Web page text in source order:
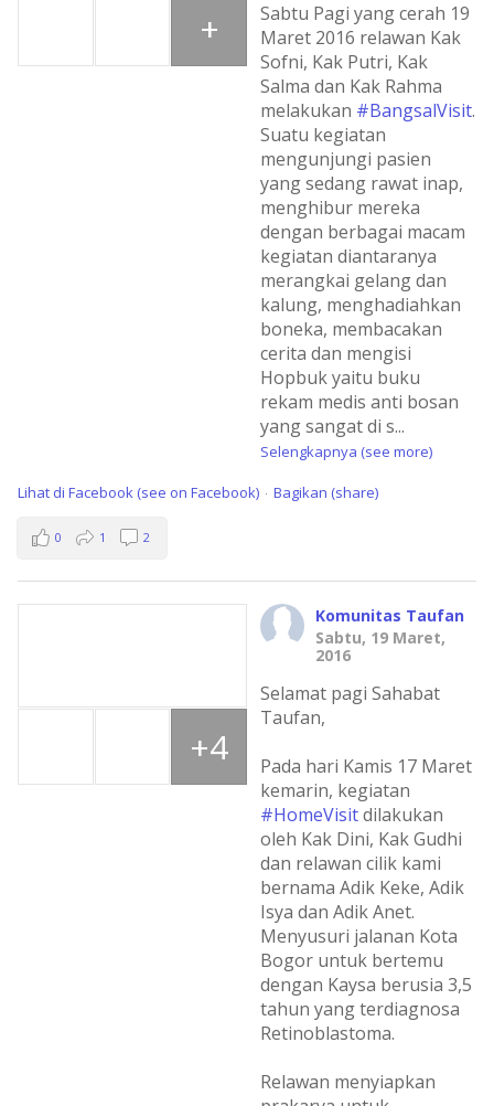
Sabtu Pagi yang cerah 19
Maret 2016 relawan Kak
Sofni, Kak Putri, Kak
Salma dan Kak Rahma
melakukan #BangsalVisit.
Suatu kegiatan
mengunjungi pasien
yang sedang rawat inap,
menghibur mereka
dengan berbagai macam
kegiatan diantaranya
merangkai gelang dan
kalung, menghadiahkan
boneka, membacakan
cerita dan mengisi
Hopbuk yaitu buku
rekam medis anti bosan
yang sangat di s...
Selengkapnya (see more)
+
Lihat di Facebook (see on Facebook) · Bagikan (share)
0 1 2
Komunitas Taufan
Sabtu, 19 Maret,
2016
Selamat pagi Sahabat
Taufan,
Pada hari Kamis 17 Maret
kemarin, kegiatan
#HomeVisitdilakukan
oleh Kak Dini, Kak Gudhi
dan relawan cilik kami
bernama Adik Keke, Adik
Isya dan Adik Anet.
Menyusuri jalanan Kota
Bogor untuk bertemu
dengan Kaysa berusia 3,5
tahun yang terdiagnosa
Retinoblastoma.
Relawan menyiapkan
+4